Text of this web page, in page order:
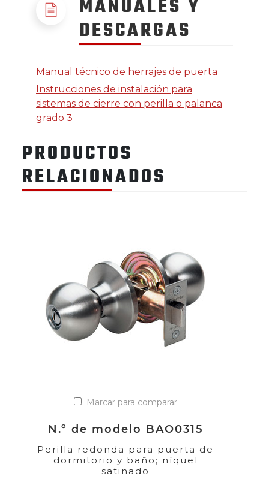
MANUALES Y
DESCARGAS
Manual técnico de herrajes de puerta
Instrucciones de instalación para
sistemas de cierre con perilla o palanca
grado 3
PRODUCTOS
RELACIONADOS
Marcar para comparar
N.º de modelo BAO0315
Perilla redonda para puerta de
dormitorio y baño; níquel
satinado